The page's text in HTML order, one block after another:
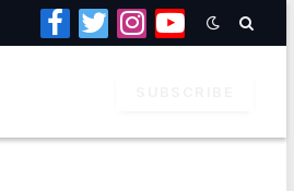
Facebook
TwitterInstagramYouTube